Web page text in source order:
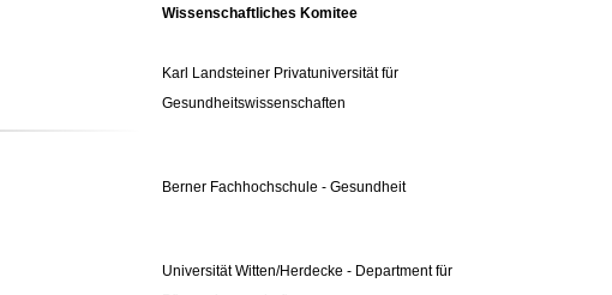
Wissenschaftliches Komitee
Karl Landsteiner Privatuniversität für
Gesundheitswissenschaften
Berner Fachhochschule - Gesundheit
Universität Witten/Herdecke - Department für